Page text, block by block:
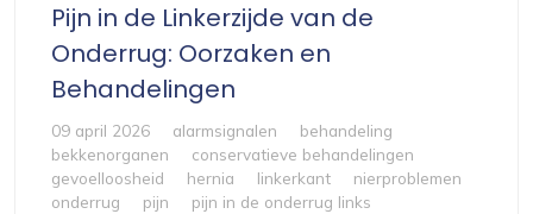
Pijn in de Linkerzijde van de
Onderrug: Oorzaken en
Behandelingen
09 april 2026 alarmsignalen
behandeling
bekkenorganen
conservatieve behandelingen
gevoelloosheid
hernia linkerkant
nierproblemen
onderrug
pijn
pijn in de onderrug links